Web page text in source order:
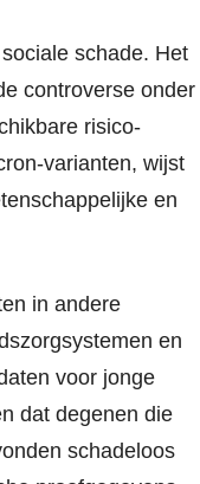
schade. Het
controverse onder
risico-
varianten, wijst
en
in andere
en
voor jonge
dat degenen die
schadeloos